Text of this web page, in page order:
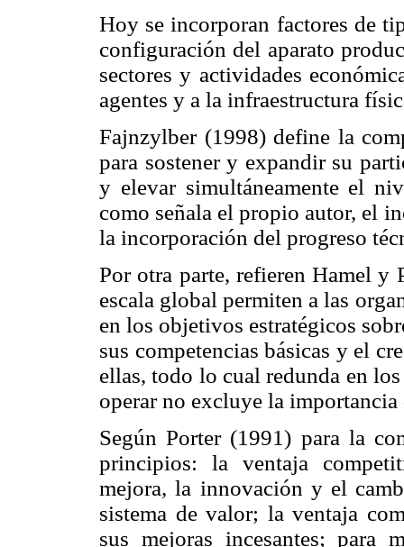
Hoy se incorporan factores de
configuración del aparato
sectores y actividades
agentes y a la infraestructura
Fajnzylber (1998) define la
para sostener y expandir su
y elevar simultáneamente el
como señala el propio autor, el
la incorporación del progreso
Por otra parte, refieren Hamel y
escala global permiten a las
en los objetivos estratégicos
sus competencias básicas y el
ellas, todo lo cual redunda en
operar no excluye la
Según Porter (1991) para la
principios: la ventaja
mejora, la innovación y el
sistema de valor; la ventaja
sus mejoras incesantes; para